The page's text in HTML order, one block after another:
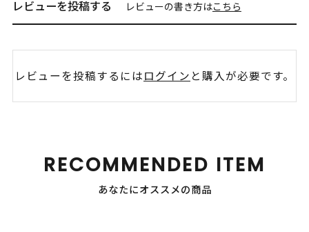
レビューを投稿する レビューの書き方はこちら
レビューを投稿するにはログイン と購入が必要です。
RECOMMENDED ITEM
あなたにオススメの商品